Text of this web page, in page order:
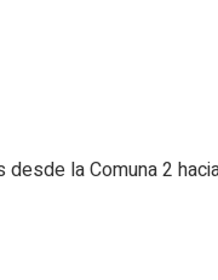
desde la Comuna 2